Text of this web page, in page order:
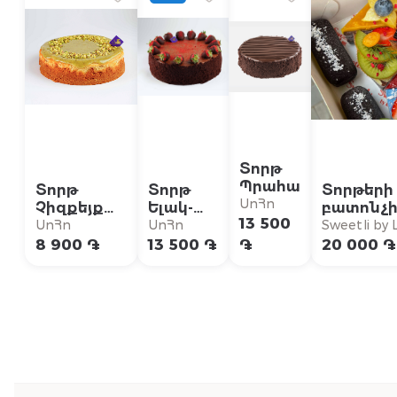
Տորթ
Չիզքեյք
Պիստակով
փոքր
ՍոՀո
8 900 ֏
Տորթ
Ելակ-
Շոկոլադ
ՍոՀո
13 500 ֏
Տորթ
Պրահա
ՍոՀո
13 500
֏
Տորթերի
Վեգան
Sweetli by
20 000 ֏